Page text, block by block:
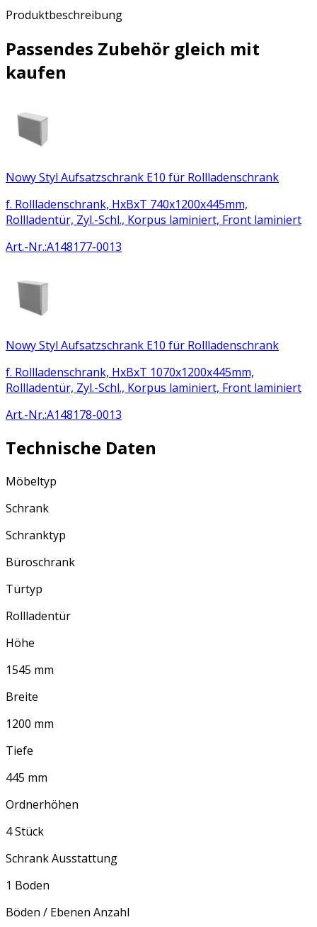
Produktbeschreibung
Passendes Zubehör gleich mit
kaufen
Nowy Styl Aufsatzschrank E10 für Rollladenschrank
f. Rollladenschrank, HxBxT 740x1200x445mm,
Rollladentür, Zyl.-Schl., Korpus laminiert, Front laminiert
Art.-Nr.:A148177-0013
Nowy Styl Aufsatzschrank E10 für Rollladenschrank
f. Rollladenschrank, HxBxT 1070x1200x445mm,
Rollladentür, Zyl.-Schl., Korpus laminiert, Front laminiert
Art.-Nr.:A148178-0013
Technische Daten
Möbeltyp
Schrank
Schranktyp
Büroschrank
Türtyp
Rollladentür
Höhe
1545 mm
Breite
1200 mm
Tiefe
445 mm
Ordnerhöhen
4 Stück
Schrank Ausstattung
1 Boden
Böden / Ebenen Anzahl